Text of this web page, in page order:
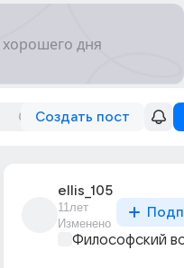
Создать пост
ellis_105
11лет
Изменено
Философский